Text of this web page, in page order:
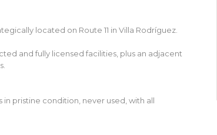
located on Route 11 in Villa Rodríguez.
and fully licensed facilities, plus an adjacent
pristine condition, never used, with all